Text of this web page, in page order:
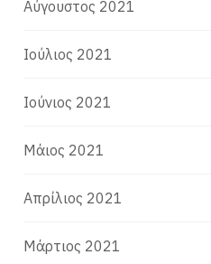
Αύγουστος 2021
Ιούλιος 2021
Ιούνιος 2021
Μάιος 2021
Απρίλιος 2021
Μάρτιος 2021